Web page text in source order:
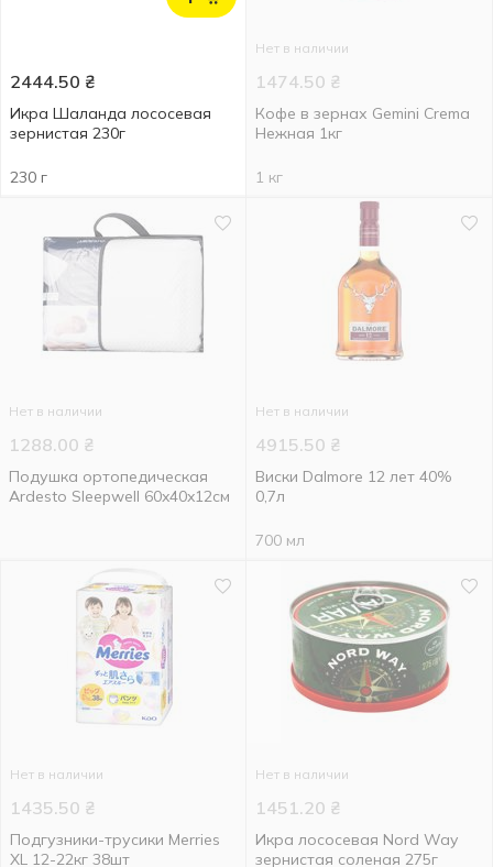
2444.50 ₴
Икра Шаланда лососевая
зернистая 230г
230 г
Нет в наличии
1474.50 ₴
Кофе в зернах Gemini Crema
Нежная 1кг
1 кг
Нет в наличии
1288.00 ₴
Подушка ортопедическая
Ardesto Sleepwell 60x40x12см
Нет в наличии
4915.50 ₴
Виски Dalmore 12 лет 40%
0,7л
700 мл
Нет в наличии
1435.50 ₴
Подгузники-трусики Merries
XL 12-22кг 38шт
Нет в наличии
1451.20 ₴
Икра лососевая Nord Way
зернистая соленая 275г